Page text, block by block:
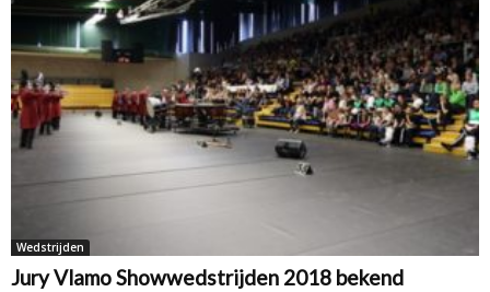
Wedstrijden
Jury Vlamo Showwedstrijden 2018 bekend